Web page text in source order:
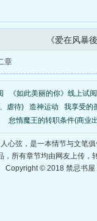
《爱在风暴
章
《如此美丽的你》线上试阅
虐待) 造神运动 我享受的
怠惰魔王的转职条件(商业
心弦，是一本情节与文笔
，所有章节均由网友上传，
Copyright © 2018 禁忌书